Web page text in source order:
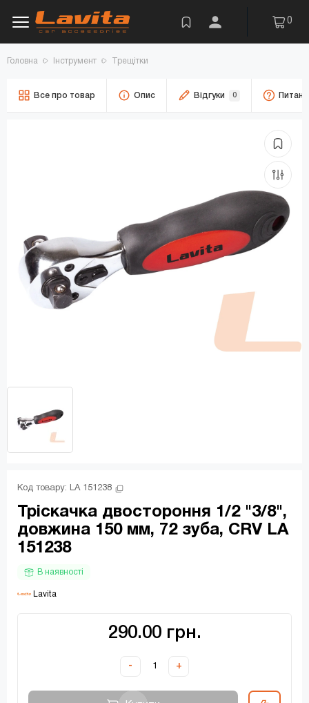
0
Головна Інструмент Трещітки
Все про товар Опис Відгуки 0
Код товару: LA 151238
Тріскачка двостороння 1/2 "3/8",
довжина 150 мм, 72 зуба, CRV LA
151238
В наявності
Lavita
290.00 грн.
- +